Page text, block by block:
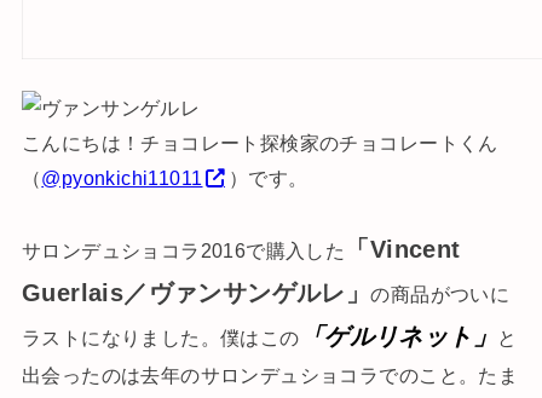
こんにちは！チョコレート探検家のチョコレートくん
（@pyonkichi11011 ）です。
サロンデュショコラ2016で購入した
「Vincent
Guerlais／ヴァンサンゲルレ」の商品がついに
ラストになりました。僕はこの
「ゲルリネット」
と
出会ったのは去年のサロンデュショコラでのこと。たま